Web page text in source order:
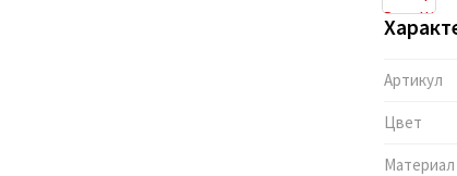
Артикул
Цвет
Материал